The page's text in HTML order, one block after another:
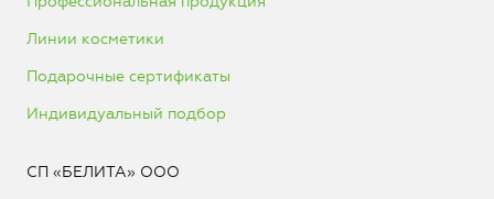
Линии косметики
Подарочные сертификаты
Индивидуальный подбор
СП «БЕЛИТА» ООО